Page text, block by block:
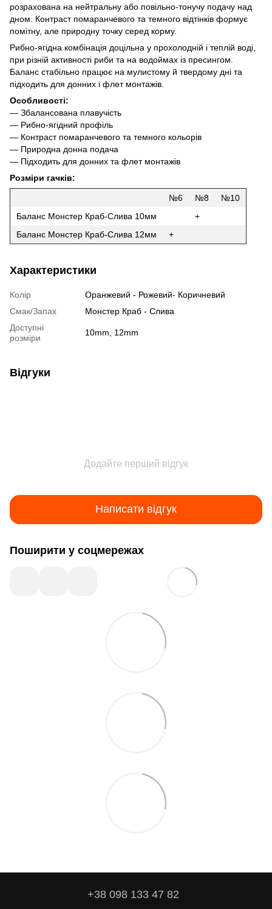
розрахована на нейтральну або повільно-тонучу подачу над
дном. Контраст помаранчевого та темного відтінків формує
помітну, але природну точку серед корму.
Рибно-ягідна комбінація доцільна у прохолодній і теплій воді,
при різній активності риби та на водоймах із пресингом.
Баланс стабільно працює на мулистому й твердому дні та
підходить для донних і флет монтажів.
Особливості:
— Збалансована плавучість
— Рибно-ягідний профіль
— Контраст помаранчевого та темного кольорів
— Природна донна подача
— Підходить для донних та флет монтажів
Розміри гачків:
№6 №8
№10
Баланс Монстер Краб-Слива 10мм
+
Баланс Монстер Краб-Слива 12мм
+
Характеристики
Колір
Оранжевий - Рожевий- Коричневий
Смак/Запах
Монстер Краб - Слива
Доступні
розміри
10mm, 12mm
Відгуки
Додайте перший відгук
Написати відгук
Поширити у соцмережах
+38 098 133 47 82